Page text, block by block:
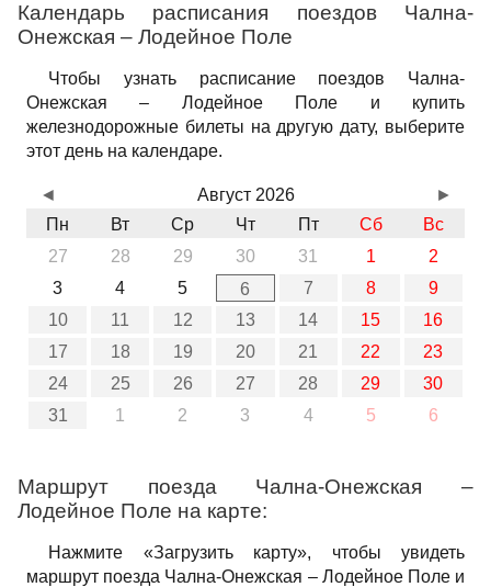
Календарь расписания поездов Чална-
Онежская – Лодейное Поле
Чтобы узнать расписание поездов Чална-
Онежская – Лодейное Поле и купить
железнодорожные билеты на другую дату, выберите
этот день на календаре.
Август 2026
Пн
Вт Ср Чт Пт Сб
Вс
27
28 29 30 31 1
2
3
4 5 6 7 8
9
10
11 12 13 14 15
16
17
18 19 20 21 22
23
24
25 26 27 28 29
30
31
1 2 3 4 5 6
◄ ►
Маршрут поезда Чална-Онежская –
Лодейное Поле на карте:
Нажмите «Загрузить карту», чтобы увидеть
маршрут поезда Чална-Онежская – Лодейное Поле и